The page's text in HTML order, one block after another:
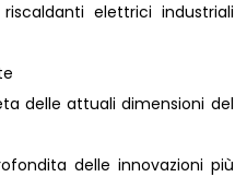
elettrici industriali
delle attuali dimensioni del
delle innovazioni più